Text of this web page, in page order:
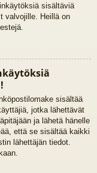
sisältäviä
valvojille. Heillä on
sisältää
jotka lähettävät
ja lähetä hänelle
että se sisältää kaikki
lähettäjän tiedot.